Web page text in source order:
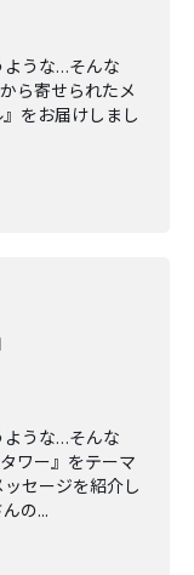
ような…そんな
ら寄せられたメ
をお届けしまし
ような…そんな
ワー』をテーマ
セージを紹介し
の...